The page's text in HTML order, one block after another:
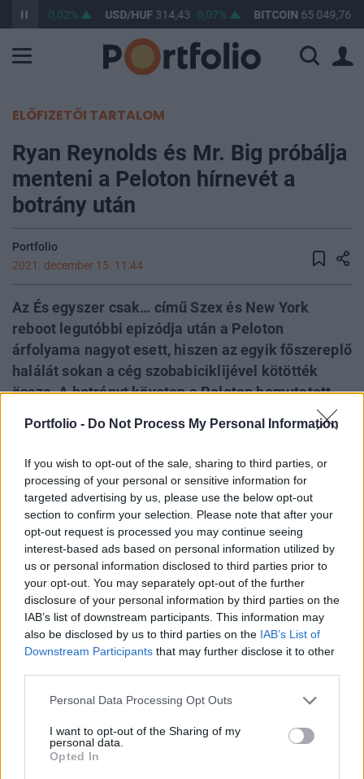
Portfolio - Do Not Process My Personal Information
If you wish to opt-out of the sale, sharing to third parties, or
processing of your personal or sensitive information for
targeted advertising by us, please use the below opt-out
section to confirm your selection. Please note that after your
opt-out request is processed you may continue seeing
interest-based ads based on personal information utilized by
us or personal information disclosed to third parties prior to
your opt-out. You may separately opt-out of the further
disclosure of your personal information by third parties on the
IAB’s list of downstream participants. This information may
also be disclosed by us to third parties on the IAB’s List of
Downstream Participants that may further disclose it to other
Personal Data Processing Opt Outs
I want to opt-out of the Sharing of my
personal data.
Opted In
363,23 0,02% USD/HUF314,43 0,07% BITCOIN65 049,76
ELŐFIZETŐI TARTALOM
Ryan Reynolds és Mr. Big próbálja
menteni a Peloton hírnevét a
botrány után
Portfolio
2021. december 15. 11:44
Az És egyszer csak… című Szex és New York
reboot legutóbbi epizódja után a Peloton
árfolyama nagyot esett, hiszen az egyik főszereplő
halálát sokan a cég szobabiciklijével kötötték
össze. A botrányt követen a Peloton bemutatott
egy új reklámfilmet Chris Noth (a sorozatban Mr.
Big) és Ryan Reynolds főszereplésével, hogy
javítson a cég hírnevén esett csorbán. Spoiler
alert! Aki még nem látta az új sorozatot, de
szeretné megnézni, az inkább ne olvasson tovább.
Portfolio Investment Day 2026Október 21-én jön a Portfolio
Investment Day 2026, ahol a piac vezető szakértőivel
keressük a választ a befektetőket leginkább foglalkoztató
kérdésekre. Meddig tarthat az AI-rali, kik lehetnek a
következő évek nyertesei, mire számíthatunk a részvény-,
kötvény-, nyersanyag- és kriptopiacokon, és hogyan
érdemes portfóliót építeni egy gyorsan változó...
KEDVES OLVASÓNK!
A keresett cikk a portfolio.hu hírarchívumához
tartozik, melynek olvasása előfizetéses